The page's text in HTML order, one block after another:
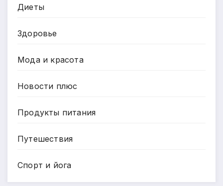
Диеты
Здоровье
Мода и красота
Новости плюс
Продукты питания
Путешествия
Спорт и йога